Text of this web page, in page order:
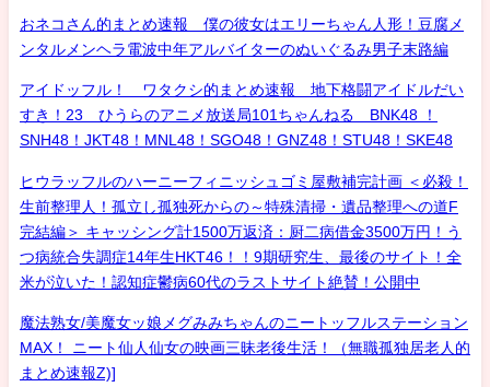
おネコさん的まとめ速報 僕の彼女はエリーちゃん人形！豆腐メ
ンタルメンヘラ電波中年アルバイターのぬいぐるみ男子末路編
アイドッフル！ ワタクシ的まとめ速報 地下格闘アイドルだい
すき！23 ひうらのアニメ放送局101ちゃんねる BNK48 ！
SNH48！JKT48！MNL48！SGO48！GNZ48！STU48！SKE48
ヒウラッフルのハーニーフィニッシュゴミ屋敷補完計画 ＜必殺！
生前整理人！孤立し孤独死からの～特殊清掃・遺品整理への道F
完結編＞ キャッシング計1500万返済：厨二病借金3500万円！う
つ病統合失調症14年生HKT46！！9期研究生、最後のサイト！全
米が泣いた！認知症鬱病60代のラストサイト絶賛！公開中
魔法熟女/美魔女ッ娘メグみみちゃんのニートッフルステーション
MAX！ ニート仙人仙女の映画三昧老後生活！（無職孤独居老人的
まとめ速報Z)]